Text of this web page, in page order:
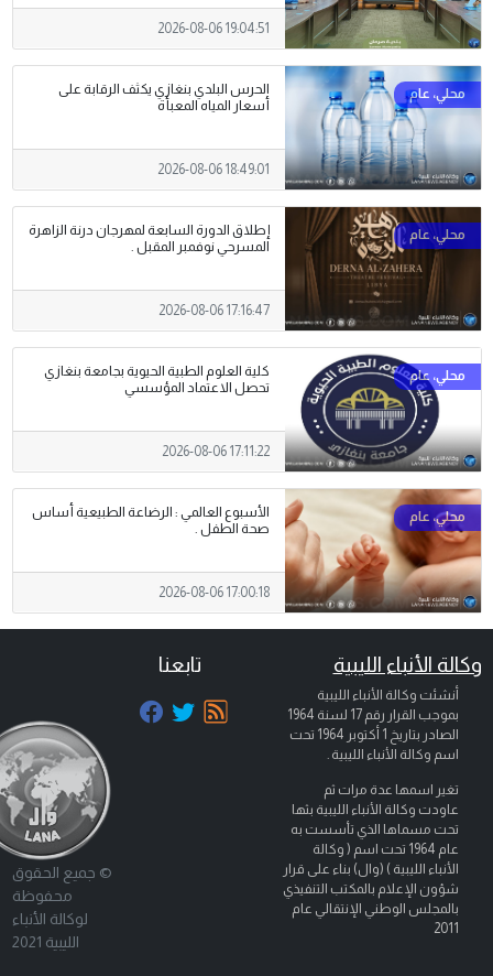
2026-08-06 19:04:51
الحرس البلدي بنغازي يكثف الرقابة على
أسعار المياه المعبأة
2026-08-06 18:49:01
إطلاق الدورة السابعة لمهرجان درنة الزاهرة
المسرحي نوفمبر المقبل .
2026-08-06 17:16:47
كلية العلوم الطبية الحيوية بجامعة بنغازي
تحصل الاعتماد المؤسسي
2026-08-06 17:11:22
الأسبوع العالمي : الرضاعة الطبيعية أساس
صحة الطفل .
2026-08-06 17:00:18
وكالة الأنباء الليبية
أنشئت وكالة الأنباء الليبية
بموجب القرار رقم 17 لسنة 1964
الصادر بتاريخ 1 أكتوبر 1964
تحت
اسم وكالة الأنباء الليبية .
تغير اسمها عدة مرات ثم
عاودت وكالة الأنباء الليبية بثها
تحت مسماها الذي تأسست به
عام 1964 تحت اسم ( وكالة
الأنباء الليبية ) (وال) بناء على قرار
شؤون الإعلام بالمكتب التنفيذي
بالمجلس الوطني الإنتقالي عام
2011
تابعنا
© جميع الحقوق
محفوظة
لوكالة الأنباء
الليبية 2021